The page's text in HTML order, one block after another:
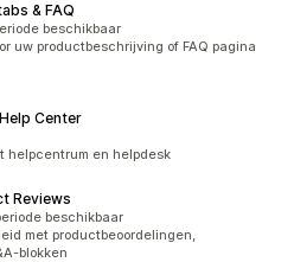
& FAQ
beschikbaar
uw productbeschrijving of FAQ pagina
Center
helpcentrum en helpdesk
Reviews
beschikbaar
met productbeoordelingen,
blokken